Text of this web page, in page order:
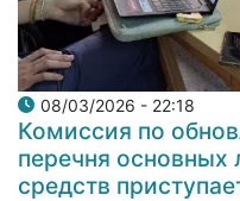
08/03/2026 - 22:18
Комиссия по
перечня основных
средств